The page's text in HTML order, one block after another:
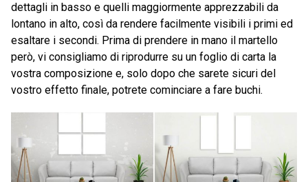
dettagli in basso e quelli maggiormente apprezzabili da
lontano in alto, così da rendere facilmente visibili i primi ed
esaltare i secondi. Prima di prendere in mano il martello
però, vi consigliamo di riprodurre su un foglio di carta la
vostra composizione e, solo dopo che sarete sicuri del
vostro effetto finale, potrete cominciare a fare buchi.